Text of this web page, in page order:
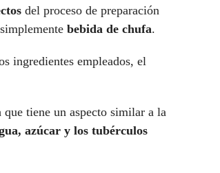
del proceso de preparación
bebida de chufa.
ingredientes empleados, el
tiene un aspecto similar a la
azúcar y los tubérculos